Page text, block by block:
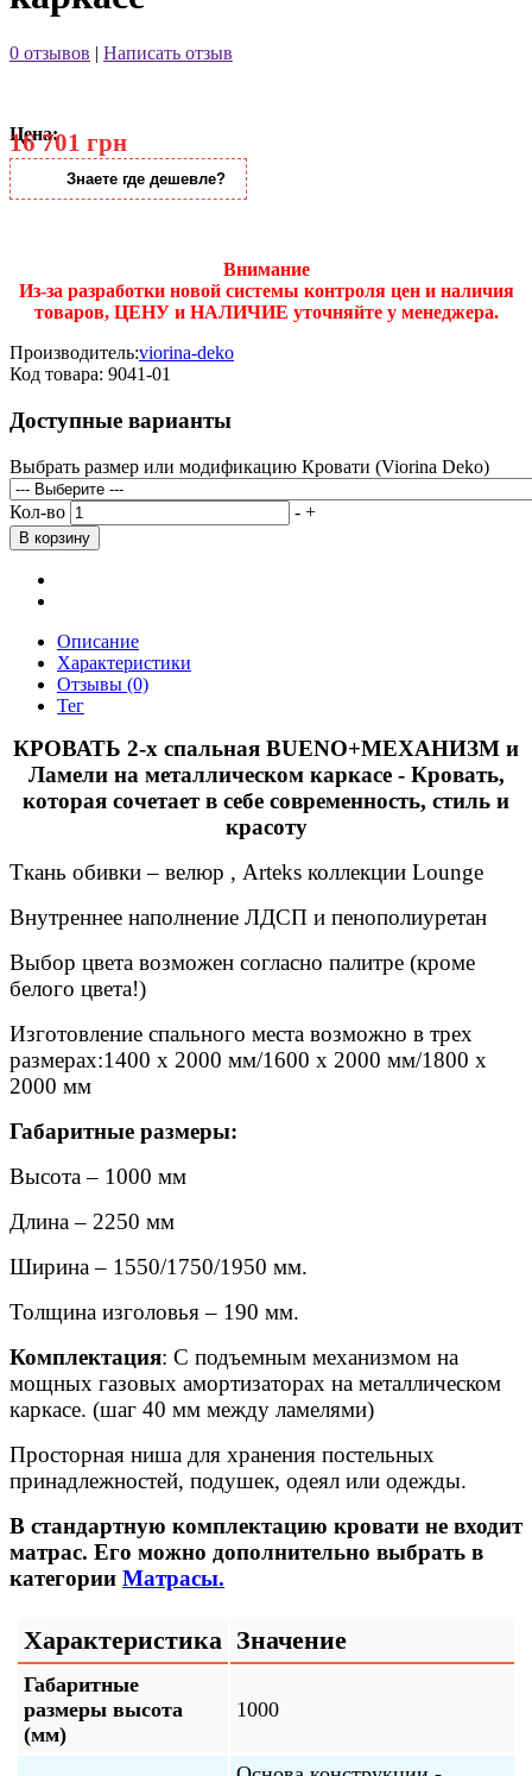
0 отзывов | Написать отзыв
Цена:
16 701 грн
Знаете где дешевле?
Внимание
Из-за разработки новой системы контроля цен и наличия
товаров, ЦЕНУ и НАЛИЧИЕ уточняйте у менеджера.
Производитель:viorina-deko
Код товара: 9041-01
Доступные варианты
Выбрать размер или модификацию Кровати (Viorina Deko)
Кол-во - +
Описание
Характеристики
Отзывы (0)
Тег
КРОВАТЬ 2-х спальная BUENO+МЕХАНИЗМ и
Ламели на металлическом каркасе - Кровать,
которая сочетает в себе современность, стиль и
красоту
Ткань обивки – велюр , Arteks коллекции Lounge
Внутреннее наполнение ЛДСП и пенополиуретан
Выбор цвета возможен согласно палитре (кроме
белого цвета!)
Изготовление спального места возможно в трех
размерах:1400 х 2000 мм/1600 х 2000 мм/1800 х
2000 мм
Габаритные размеры:
Высота – 1000 мм
Длина – 2250 мм
Ширина – 1550/1750/1950 мм.
Толщина изголовья – 190 мм.
Комплектация: С подъемным механизмом на
мощных газовых амортизаторах на металлическом
каркасе. (шаг 40 мм между ламелями)
Просторная ниша для хранения постельных
принадлежностей, подушек, одеял или одежды.
В стандартную комплектацию кровати не входит
матрас. Его можно дополнительно выбрать в
категории Матрасы.
Характеристика Значение
Габаритные
размеры высота
(мм)
1000